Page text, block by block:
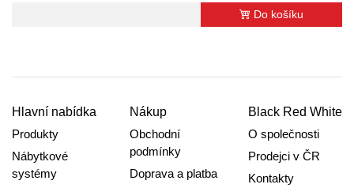
Do košíku
Hlavní nabídka
Produkty
Nábytkové
systémy
Nákup
Obchodní
podmínky
Doprava a platba
Black Red White
O společnosti
Prodejci v ČR
Kontakty